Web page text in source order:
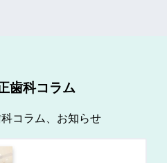
歯科コラム
コラム、お知らせ